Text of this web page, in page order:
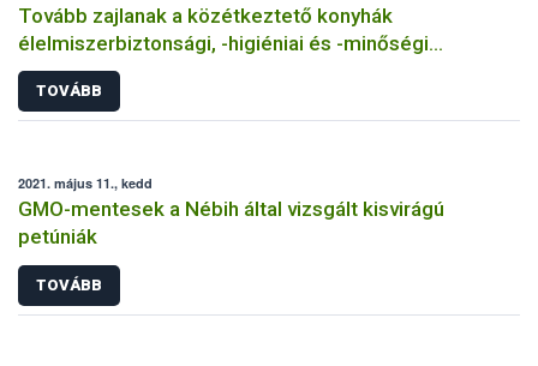
Tovább zajlanak a közétkeztető konyhák
élelmiszerbiztonsági, -higiéniai és -minőségi
minősítései
TOVÁBB
2021. május 11., kedd
GMO-mentesek a Nébih által vizsgált kisvirágú
petúniák
TOVÁBB